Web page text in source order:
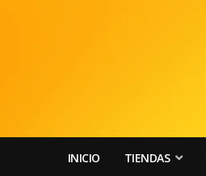
INICIO TIENDAS